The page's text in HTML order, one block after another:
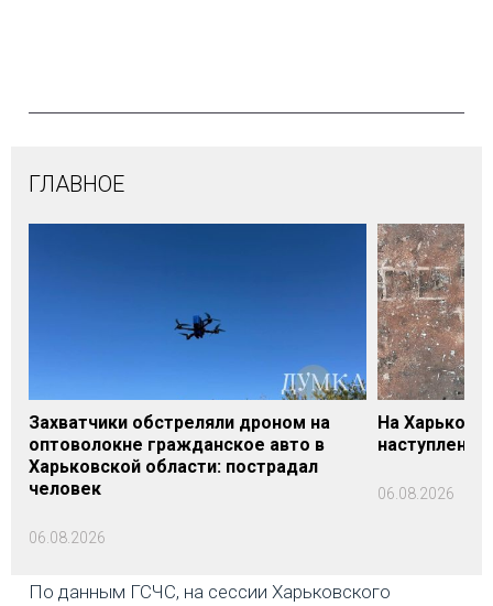
ГЛАВНОЕ
Захватчики обстреляли дроном на
оптоволокне гражданское авто в
Харьковской области: пострадал
человек
06.08.2026
На
06.08.2026
По данным ГСЧС, на сессии Харьковского